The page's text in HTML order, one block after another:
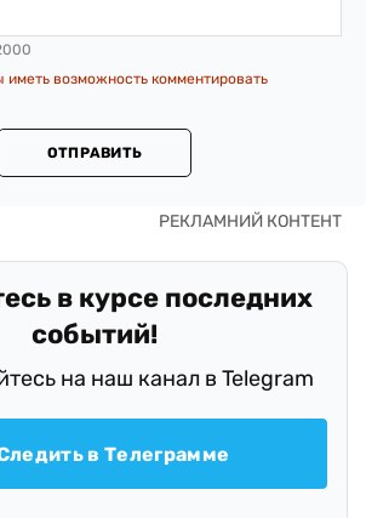
иметь возможность комментировать
ОТПРАВИТЬ
в курсе последних
событий!
на наш канал в Telegram
в Телеграмме